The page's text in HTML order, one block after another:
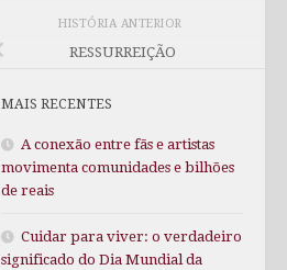
HISTÓRIA ANTERIOR
RESSURREIÇÃO
MAIS RECENTES
A conexão entre fãs e artistas
movimenta comunidades e bilhões
de reais
Cuidar para viver: o verdadeiro
significado do Dia Mundial da